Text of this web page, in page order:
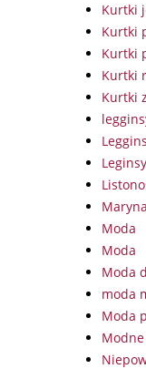
Kurtki
Kurtki
Kurtki
Kurtki
Kurtki
Moda
Moda
Moda
moda
Moda